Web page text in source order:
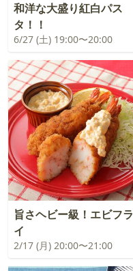
和洋な大盛り紅白パス
タ！！
6/27 (土) 19:00〜20:00
旨さヘビー級！エビフラ
イ
2/17 (月) 20:00〜21:00